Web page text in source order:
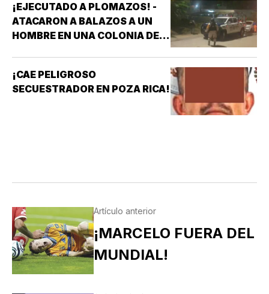
¡EJECUTADO A PLOMAZOS! -
ATACARON A BALAZOS A UN
HOMBRE EN UNA COLONIA DE
¡CAE PELIGROSO
SECUESTRADOR EN POZA RICA!
Artículo anterior
¡MARCELO FUERA DEL
MUNDIAL!